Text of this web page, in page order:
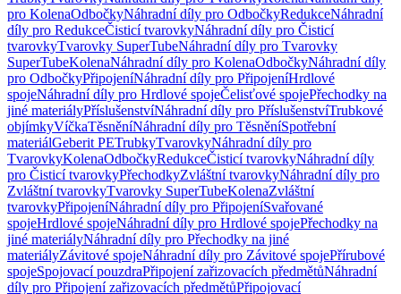
pro KolenaOdbočkyNáhradní díly pro OdbočkyRedukceNáhradní
díly pro RedukceČisticí tvarovkyNáhradní díly pro Čisticí
tvarovkyTvarovky SuperTubeNáhradní díly pro Tvarovky
SuperTubeKolenaNáhradní díly pro KolenaOdbočkyNáhradní díly
pro OdbočkyPřipojeníNáhradní díly pro PřipojeníHrdlové
spojeNáhradní díly pro Hrdlové spojeČelisťové spojePřechodky na
jiné materiályPříslušenstvíNáhradní díly pro PříslušenstvíTrubkové
objímkyVíčkaTěsněníNáhradní díly pro TěsněníSpotřební
materiálGeberit PETrubkyTvarovkyNáhradní díly pro
TvarovkyKolenaOdbočkyRedukceČisticí tvarovkyNáhradní díly
pro Čisticí tvarovkyPřechodkyZvláštní tvarovkyNáhradní díly pro
Zvláštní tvarovkyTvarovky SuperTubeKolenaZvláštní
tvarovkyPřipojeníNáhradní díly pro PřipojeníSvařované
spojeHrdlové spojeNáhradní díly pro Hrdlové spojePřechodky na
jiné materiályNáhradní díly pro Přechodky na jiné
materiályZávitové spojeNáhradní díly pro Závitové spojePřírubové
spojeSpojovací pouzdraPřipojení zařizovacích předmětůNáhradní
díly pro Připojení zařizovacích předmětůPřipojovací